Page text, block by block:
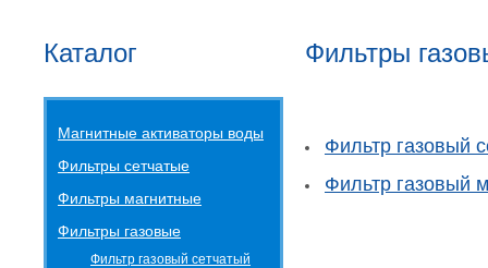
Фильтры
Фильтр газовый
Фильтр газовый
Каталог
Магнитные активаторы воды
Фильтры сетчатые
Фильтры магнитные
Фильтры газовые
Фильтр газовый сетчатый